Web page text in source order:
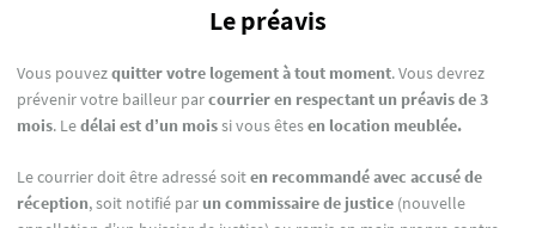
Le préavis
Vous pouvezquitter votre logement à tout moment. Vous devrez
prévenir votre bailleur parcourrier en respectant un préavis de 3
mois. Ledélai est d’un moissi vous êtesen location meublée.
Le courrier doit être adressé soiten recommandé avec accusé de
réception, soit notifié par un commissaire de justice (nouvelle